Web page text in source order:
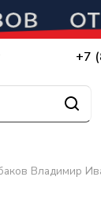
+7
Владимир